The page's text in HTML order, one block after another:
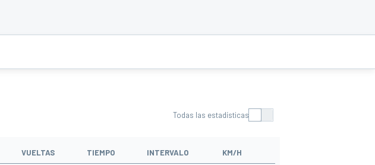
Todas las estadísticas
VUELTAS TIEMPO INTERVALO KM/H